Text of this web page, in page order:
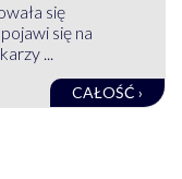
się
się na
...
CAŁOŚĆ ›